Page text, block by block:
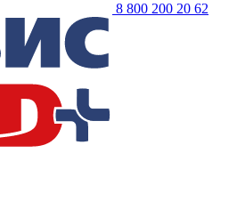
8 800 200 20 62